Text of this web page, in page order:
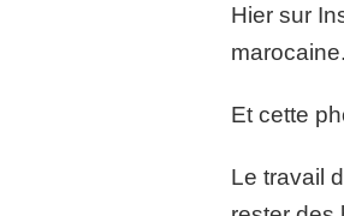
Hier sur
marocaine.
Et cette
Le travail